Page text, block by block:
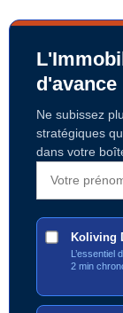
d'avance
Ne subissez
stratégiques
dans votre
Koliving
L’essentiel
2 min